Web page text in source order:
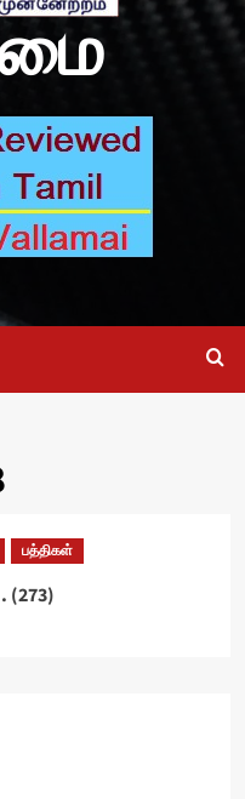
பத்திகள்
(273)